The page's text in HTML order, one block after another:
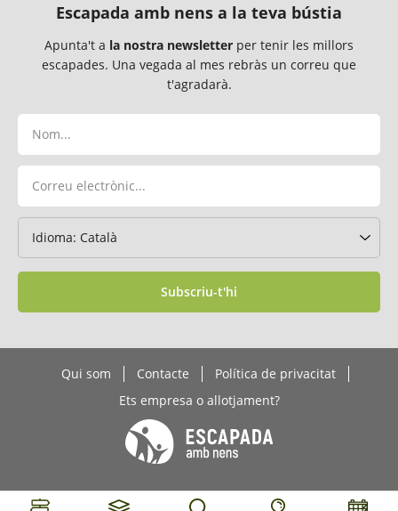
Escapada amb nens a la teva bústia
Apunta't a la nostra newsletter per tenir les millors
escapades. Una vegada al mes rebràs un correu que
t'agradarà.
Subscriu-t'hi
Qui som Contacte
Política de privacitat
Ets empresa o allotjament?